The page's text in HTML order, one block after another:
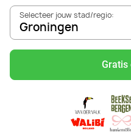
Selecteer jouw stad/regio:
Groningen
Gratis
Met hoge korting naar de
Skiën met korting in
skihallen en indoor
Schaatsen in Groningen en
Holiday on Ice tickets met
Druppel binnen bij
zwemavontuur: beleef een
Social Deal voordeelshop: